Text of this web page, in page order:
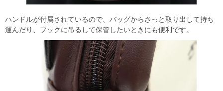
ハンドルが付属されているので、バッグからさっと取り出して持ち
運んだり、フックに吊るして保管したいときにも便利です。